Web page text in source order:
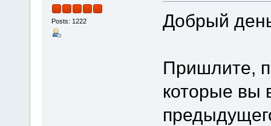
Posts: 1222 Добрый
Пришлите,
которые вы